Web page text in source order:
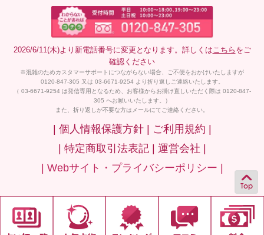
2026/6/11(木)より新電話番号に変更となります。詳しくは こちら をご
確認ください
※混雑のためカスタマーサポートにつながらない場合、ご不便をおかけいたしますが
0120-847-305 又は 03-6671-9254 より折り返しご連絡いたします。
（ 03-6671-9254 は発信専用となるため、お客様からお掛け直しいただく際は 0120-847-
305 へお願いいたします。）
また、折り返しが不要な方はメールにてご連絡ください。
| 個人情報保護方針 | ご利用規約 |
| 特定商取引法表記 | 運営会社 |
| Webサイト・プライバシーポリシー |